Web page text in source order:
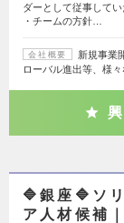
ダーとして従事して
・チームの方針…
会社概要
新規事業
ローバル進出等、様
🔷銀座🔷ソ
ア人材候補